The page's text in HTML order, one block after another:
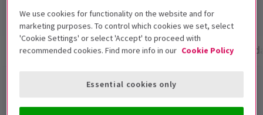
Información del espectáculo Galería
¡Entradas para Songs for a New
WorldVaudeville Theatreya a la
We use cookies for functionality on the website and for
marketing purposes. To control which cookies we set, select
'Cookie Settings' or select 'Accept' to proceed with
recommended cookies. Find more info in our Cookie Policy
Essential cookies only